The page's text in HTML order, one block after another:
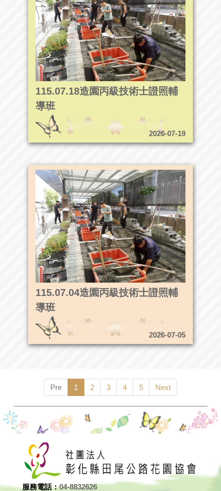
115.07.18造園丙級技術士證照輔
導班
2026-07-19
115.07.04造園丙級技術士證照輔
導班
2026-07-05
Pre 1 2 3 4 5 Next
服務電話：04-8832626